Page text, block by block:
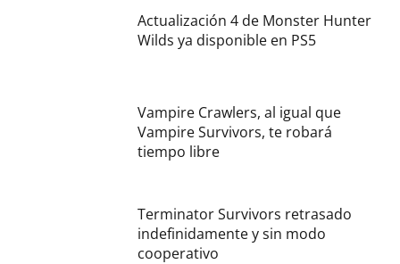
Actualización 4 de Monster Hunter
Wilds ya disponible en PS5
Vampire Crawlers, al igual que
Vampire Survivors, te robará
tiempo libre
Terminator Survivors retrasado
indefinidamente y sin modo
cooperativo